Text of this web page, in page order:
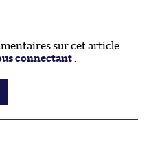
sur cet article.
connectant